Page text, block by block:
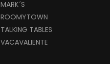
MARK´S
ROOMYTOWN
TALKING TABLES
VACAVALIENTE